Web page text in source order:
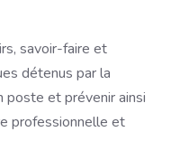
savoir-faire et
détenus par la
poste et prévenir ainsi
professionnelle et